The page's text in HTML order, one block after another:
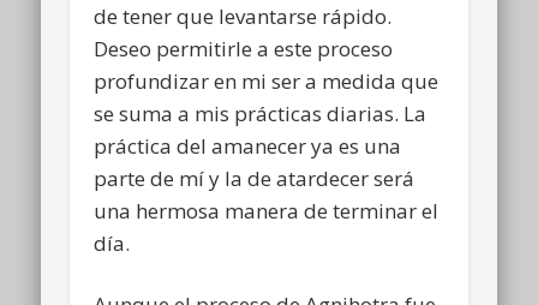
de tener que levantarse rápido.
Deseo permitirle a este proceso
profundizar en mi ser a medida que
se suma a mis prácticas diarias. La
práctica del amanecer ya es una
parte de mí y la de atardecer será
una hermosa manera de terminar el
día.